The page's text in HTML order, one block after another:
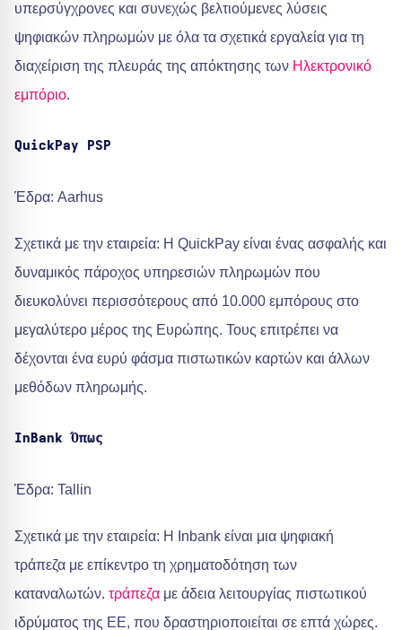
υπερσύγχρονες και συνεχώς βελτιούμενες λύσεις
ψηφιακών πληρωμών με όλα τα σχετικά εργαλεία για τη
διαχείριση της πλευράς της απόκτησης των Ηλεκτρονικό
εμπόριο.
QuickPay PSP
Έδρα: Aarhus
Σχετικά με την εταιρεία: Η QuickPay είναι ένας ασφαλής και
δυναμικός πάροχος υπηρεσιών πληρωμών που
διευκολύνει περισσότερους από 10.000 εμπόρους στο
μεγαλύτερο μέρος της Ευρώπης. Τους επιτρέπει να
δέχονται ένα ευρύ φάσμα πιστωτικών καρτών και άλλων
μεθόδων πληρωμής.
InBank Όπως
Έδρα: Tallin
Σχετικά με την εταιρεία: Η Inbank είναι μια ψηφιακή
τράπεζα με επίκεντρο τη χρηματοδότηση των
καταναλωτών. τράπεζα με άδεια λειτουργίας πιστωτικού
ιδρύματος της ΕΕ, που δραστηριοποιείται σε επτά χώρες.